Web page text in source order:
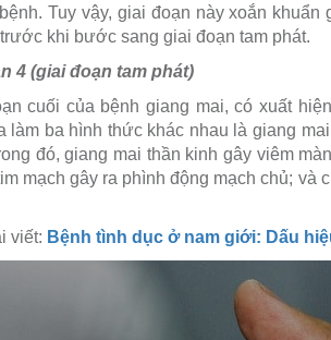
Tuy vậy, giai đoạn này xoắn
khi bước sang giai đoạn tam phát.
4 (giai đoạn tam phát)
cuối của bệnh giang mai, có xuất
làm ba hình thức khác nhau là giang
đó, giang mai thần kinh gây viêm
mạch gây ra phình động mạch chủ; và
viết: Bệnh tình dục ở nam giới: Dấu